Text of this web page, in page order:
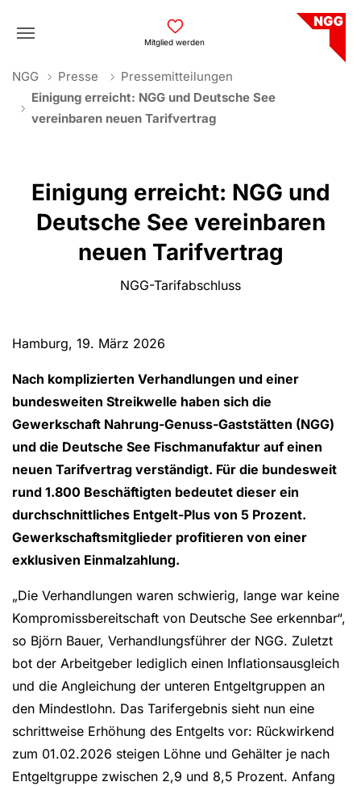
Mitglied werden
You are here:
NGG Presse
Pressemitteilungen
Einigung erreicht: NGG und Deutsche See
vereinbaren neuen Tarifvertrag
Einigung erreicht: NGG und
Deutsche See vereinbaren
neuen Tarifvertrag
NGG-Tarifabschluss
Hamburg, 19. März 2026
Nach komplizierten Verhandlungen und einer
bundesweiten Streikwelle haben sich die
Gewerkschaft Nahrung-Genuss-Gaststätten (NGG)
und die Deutsche See Fischmanufaktur auf einen
neuen Tarifvertrag verständigt. Für die bundesweit
rund 1.800 Beschäftigten bedeutet dieser ein
durchschnittliches Entgelt-Plus von 5 Prozent.
Gewerkschaftsmitglieder profitieren von einer
exklusiven Einmalzahlung.
„Die Verhandlungen waren schwierig, lange war keine
Kompromissbereitschaft von Deutsche See erkennbar“,
so Björn Bauer, Verhandlungsführer der NGG. Zuletzt
bot der Arbeitgeber lediglich einen Inflationsausgleich
und die Angleichung der unteren Entgeltgruppen an
den Mindestlohn. Das Tarifergebnis sieht nun eine
schrittweise Erhöhung des Entgelts vor: Rückwirkend
zum 01.02.2026 steigen Löhne und Gehälter je nach
Entgeltgruppe zwischen 2,9 und 8,5 Prozent. Anfang